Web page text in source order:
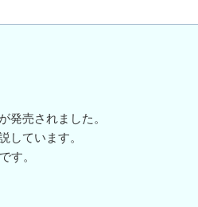
発売されました。
しています。
す。